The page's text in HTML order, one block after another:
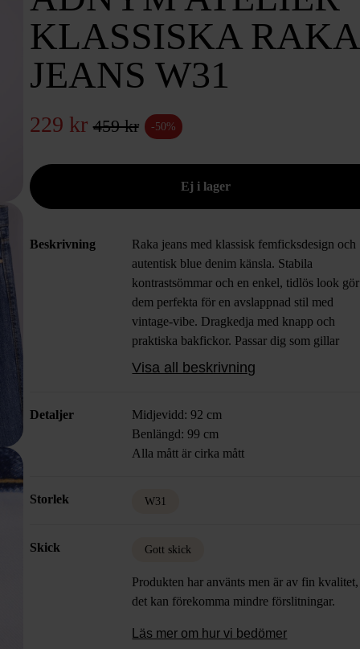
KLASSISKA RAKA
JEANS W31
229 kr 459 kr -50%
Beskrivning
Raka jeans med klassisk femficksdesign och
autentisk blue denim känsla. Stabila
kontrastsömmar och en enkel, tidlös look gör
dem perfekta för en avslappnad stil med
vintage-vibe. Dragkedja med knapp och
praktiska bakfickor. Passar dig som gillar
enkel, ikonisk denim.
Visa all beskrivning
Detaljer
Midjevidd: 92 cm
Benlängd: 99 cm
Alla mått är cirka mått
Storlek W31
Skick Gott skick
Produkten har använts men är av fin kvalitet,
det kan förekomma mindre förslitningar.
Läs mer om hur vi bedömer